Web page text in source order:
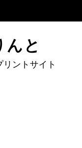
と
ントサイト